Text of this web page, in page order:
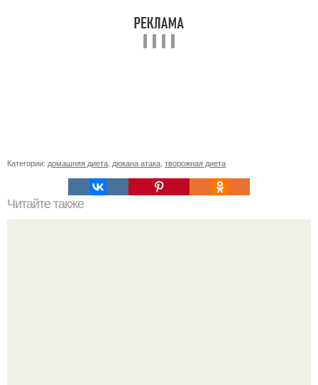
Категории: домашняя диета дюкана атака творожная диета
Читайте также